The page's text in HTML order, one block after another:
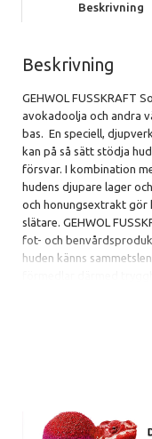
Beskrivning
Beskrivning
GEHWOL FUSSKRAFT
avokadoolja och andra
bas. En speciell,
kan på så sätt stödja
försvar. I kombination
hudens djupare lager
och honungsextrakt gör
slätare. GEHWOL
fot- och
huden känns
Hydrolyzed Milk
Farnesol,